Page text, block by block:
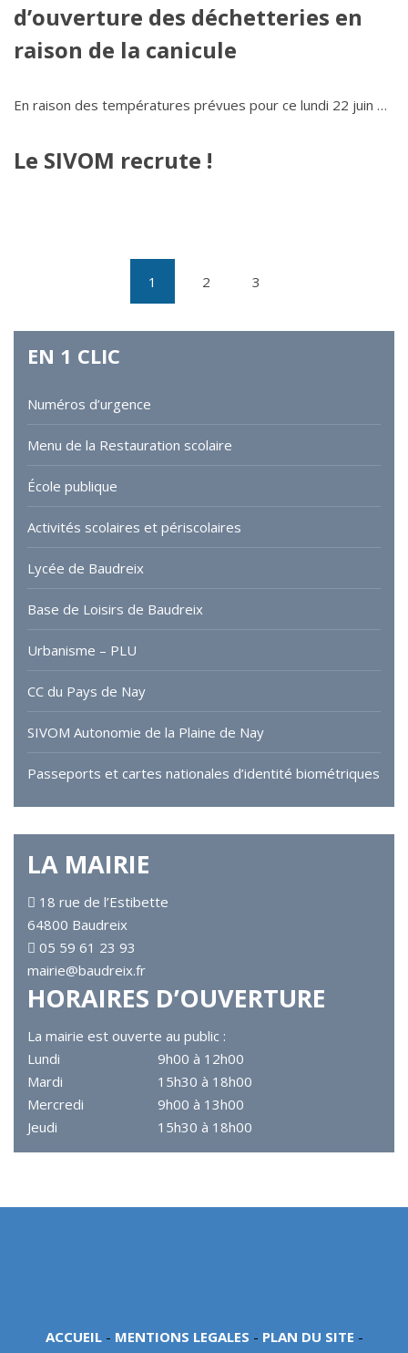
d’ouverture des déchetteries en
raison de la canicule
En raison des températures prévues pour ce lundi 22 juin …
Le SIVOM recrute !
1
2 3
EN 1 CLIC
Numéros d’urgence
Menu de la Restauration scolaire
École publique
Activités scolaires et périscolaires
Lycée de Baudreix
Base de Loisirs de Baudreix
Urbanisme – PLU
CC du Pays de Nay
SIVOM Autonomie de la Plaine de Nay
Passeports et cartes nationales d’identité biométriques
LA MAIRIE
18 rue de l’Estibette
64800 Baudreix
05 59 61 23 93
mairie@baudreix.fr
HORAIRES D’OUVERTURE
La mairie est ouverte au public :
Lundi
9h00 à 12h00
Mardi
15h30 à 18h00
Mercredi
9h00 à 13h00
Jeudi
15h30 à 18h00
ACCUEIL- MENTIONS LEGALES - PLAN DU SITE -